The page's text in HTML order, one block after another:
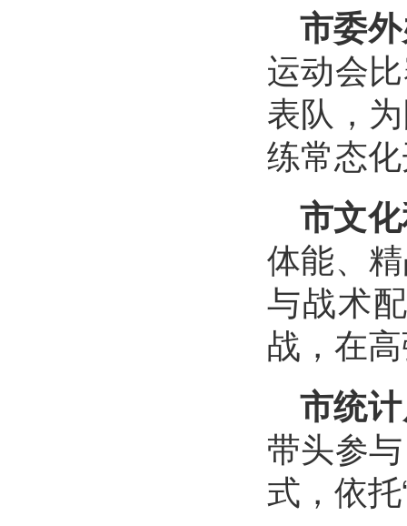
市委
运动会
表队，
练常态
市文
体能、
与战术
战，在
市统
带头参
式，依